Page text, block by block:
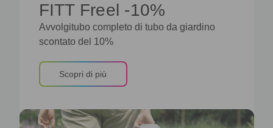
FITT Freel -10%
Avvolgitubo completo di tubo da giardino
scontato del 10%
Scopri di più